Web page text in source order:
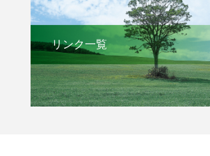
リンク一覧